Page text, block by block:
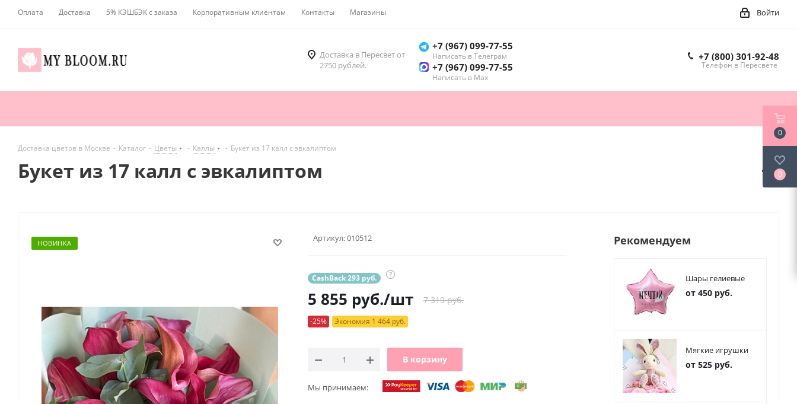
Оплата Доставка 5% КЭШБЭК с заказа Корпоративным клиентам Контакты Магазины Войти
Доставка в Пересвет от
2750 рублей.
+7 (967) 099-77-55
Написать в Телеграм
+7 (967) 099-77-55
Написать в Мах
+7 (800) 301-92-48
Телефон в Пересвете
Доставка цветов в Москве - Каталог - Цветы - Каллы - Букет из 17 калл с эвкалиптом
Букет из 17 калл с эвкалиптом
НОВИНКА Артикул:010512
CashBack 293 руб. ?
5 855 руб./шт 7 319 руб.
-25% Экономия 1 464 руб.
В корзину
Мы принимаем:
Рекомендуем
Шары гелиевые
от 450 руб.
Мягкие игрушки
от 525 руб.
0
0